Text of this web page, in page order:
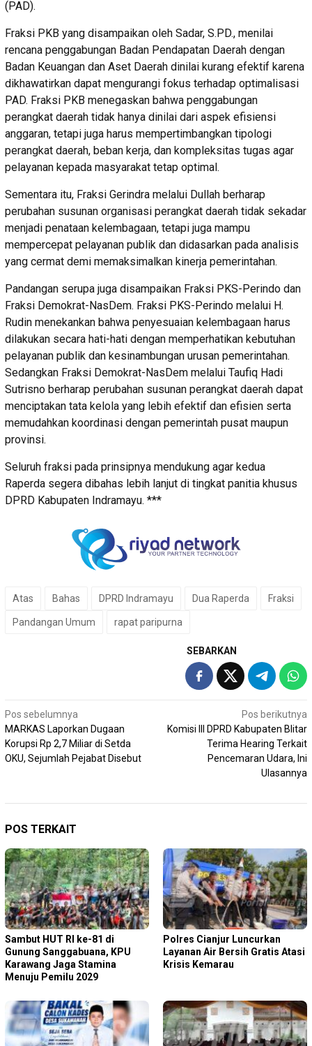
(PAD).
Fraksi PKB yang disampaikan oleh Sadar, S.PD., menilai
rencana penggabungan Badan Pendapatan Daerah dengan
Badan Keuangan dan Aset Daerah dinilai kurang efektif karena
dikhawatirkan dapat mengurangi fokus terhadap optimalisasi
PAD. Fraksi PKB menegaskan bahwa penggabungan
perangkat daerah tidak hanya dinilai dari aspek efisiensi
anggaran, tetapi juga harus mempertimbangkan tipologi
perangkat daerah, beban kerja, dan kompleksitas tugas agar
pelayanan kepada masyarakat tetap optimal.
Sementara itu, Fraksi Gerindra melalui Dullah berharap
perubahan susunan organisasi perangkat daerah tidak sekadar
menjadi penataan kelembagaan, tetapi juga mampu
mempercepat pelayanan publik dan didasarkan pada analisis
yang cermat demi memaksimalkan kinerja pemerintahan.
Pandangan serupa juga disampaikan Fraksi PKS-Perindo dan
Fraksi Demokrat-NasDem. Fraksi PKS-Perindo melalui H.
Rudin menekankan bahwa penyesuaian kelembagaan harus
dilakukan secara hati-hati dengan memperhatikan kebutuhan
pelayanan publik dan kesinambungan urusan pemerintahan.
Sedangkan Fraksi Demokrat-NasDem melalui Taufiq Hadi
Sutrisno berharap perubahan susunan perangkat daerah dapat
menciptakan tata kelola yang lebih efektif dan efisien serta
memudahkan koordinasi dengan pemerintah pusat maupun
provinsi.
Seluruh fraksi pada prinsipnya mendukung agar kedua
Raperda segera dibahas lebih lanjut di tingkat panitia khusus
DPRD Kabupaten Indramayu. ***
Atas Bahas DPRD Indramayu Dua Raperda Fraksi
Pandangan Umum rapat paripurna
SEBARKAN
Navigasi
pos
Pos sebelumnya
MARKAS Laporkan Dugaan
Korupsi Rp 2,7 Miliar di Setda
OKU, Sejumlah Pejabat Disebut
Pos berikutnya
Komisi III DPRD Kabupaten Blitar
Terima Hearing Terkait
Pencemaran Udara, Ini
Ulasannya
POS TERKAIT
Sambut HUT RI ke-81 di
Gunung Sanggabuana, KPU
Karawang Jaga Stamina
Menuju Pemilu 2029
Polres Cianjur Luncurkan
Layanan Air Bersih Gratis Atasi
Krisis Kemarau